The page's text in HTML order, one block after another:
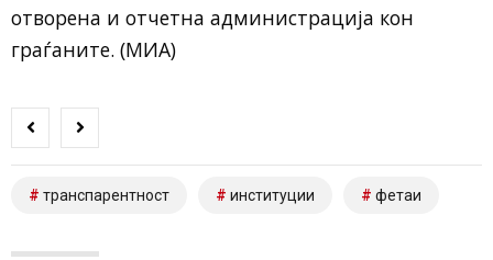
отворена и отчетна администрација кон
граѓаните. (МИА)
транспарентност институции фетаи